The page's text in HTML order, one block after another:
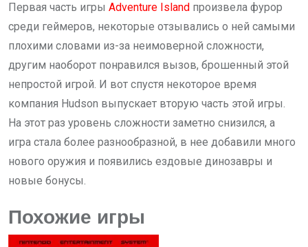
Первая часть игры Adventure Island произвела фурор
среди геймеров, некоторые отзывались о ней самыми
плохими словами из-за неимоверной сложности,
другим наоборот понравился вызов, брошенный этой
непростой игрой. И вот спустя некоторое время
компания Hudson выпускает вторую часть этой игры.
На этот раз уровень сложности заметно снизился, а
игра стала более разнообразной, в нее добавили много
нового оружия и появились ездовые динозавры и
новые бонусы.
Похожие игры